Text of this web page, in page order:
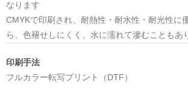
なります
CMYKで印刷され、耐熱性・耐水性・耐光性に
ら、色褪せしにくく、水に濡れて滲むこともあ
印刷手法
フルカラー転写プリント（DTF）